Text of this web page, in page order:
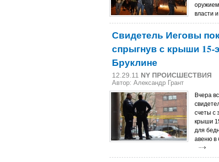
власти
Свидетель Иеговы
спрыгнув с крыши 15-
Бруклине
12.29.11 NY ПРОИСШЕСТВИЯ
Автор: Александр Грант
Вчера
счеты с
крыши
для
авеню в